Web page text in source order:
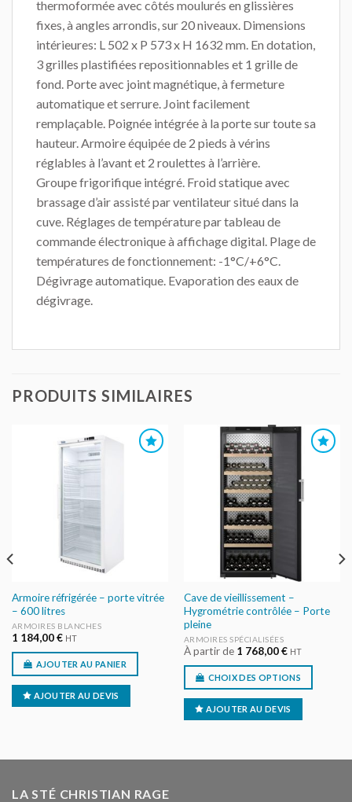
thermoformée avec côtés moulurés en glissières
fixes, à angles arrondis, sur 20 niveaux. Dimensions
intérieures: L 502 x P 573 x H 1632 mm. En dotation,
3 grilles plastifiées repositionnables et 1 grille de
fond. Porte avec joint magnétique, à fermeture
automatique et serrure. Joint facilement
remplaçable. Poignée intégrée à la porte sur toute sa
hauteur. Armoire équipée de 2 pieds à vérins
réglables à l’avant et 2 roulettes à l’arrière.
Groupe frigorifique intégré. Froid statique avec
brassage d’air assisté par ventilateur situé dans la
cuve. Réglages de température par tableau de
commande électronique à affichage digital. Plage de
températures de fonctionnement: -1°C/+6°C.
Dégivrage automatique. Evaporation des eaux de
dégivrage.
PRODUITS SIMILAIRES
Armoire réfrigérée – porte vitrée
– 600 litres
ARMOIRES BLANCHES
1 184,00€ HT
AJOUTER AU PANIER
AJOUTER AU DEVIS
Cave de vieillissement –
Hygrométrie contrôlée – Porte
pleine
ARMOIRES SPÉCIALISÉES
À partir de 1 768,00€ HT
CHOIX DES OPTIONS
AJOUTER AU DEVIS
LA STÉ CHRISTIAN RAGE